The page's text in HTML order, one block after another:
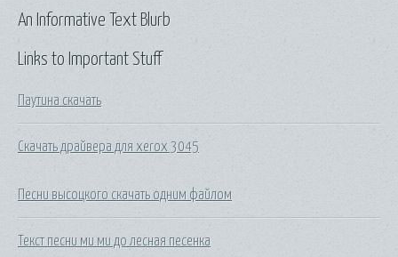
Links to Important Stuff
Паутина скачать
Скачать драйвера для xerox 3045
Песни высоцкого скачать одним файлом
Текст песни ми ми до лесная песенка
An Informative Text Blurb